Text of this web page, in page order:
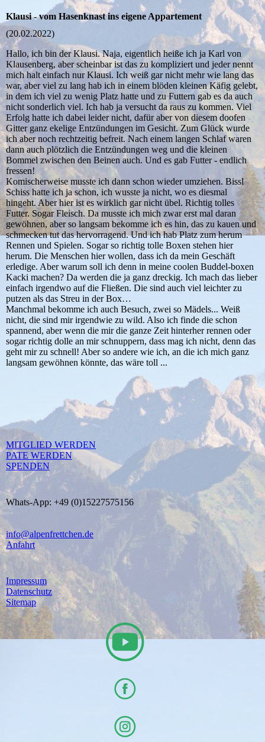
Klausi - vom Hasenknast ins eigene Appartement
(20.02.2022)
Hallo, ich bin der Klausi. Naja, eigentlich heiße ich ja Karl von
Klausenberg, aber scheinbar ist das zu kompliziert und jeder nennt
mich halt einfach nur Klausi. Ich weiß gar nicht mehr wie lang das
war, aber viel zu lang hab ich in einem blöden kleinen Käfig gelebt,
in dem ich viel zu wenig Platz hatte und zu Futtern gab es da auch
nicht sonderlich viel. Ich hab ja versucht da raus zu kommen. Viel
Erfolg hatte ich dabei leider nicht, dafür aber von diesem doofen
Gitter ganz ekelige Entzündungen im Gesicht. Zum Glück wurde
ich aber noch rechtzeitig befreit. Nach einem langen Schlaf waren
dann auch plötzlich die Entzündungen weg und die kleinen
Bommel zwischen den Beinen auch. Und es gab Futter - endlich
fressen!
Komischerweise musste ich dann schon wieder umziehen. Bissl
Schiss hatte ich ja schon, ich wusste ja nicht, wo es diesmal
hingeht. Aber hier ist es wirklich gar nicht übel. Richtig tolles
Futter. Sogar Fleisch. Da musste ich mich zwar erst mal daran
gewöhnen, aber so langsam bekomme ich es hin, das zu kauen und
schmecken tut das hervorragend. Und ich hab Platz zum herum
Rennen und Spielen. Sogar so richtig tolle Boxen stehen hier
herum. Die Menschen hier wollen, dass ich da mein Geschäft
erledige. Aber warum soll ich denn in meine coolen Buddel-boxen
Kacki machen? Da werden die ja ganz dreckig. Ich mach das lieber
einfach irgendwo auf die Fließen. Die sind auch viel leichter zu
putzen als das Streu in der Box…
Manchmal bekomme ich auch Besuch, zwei so Mädels... Weiß
nicht, die sind mir irgendwie zu wild. Also ich finde die schon
spannend, aber wenn die mir die ganze Zeit hinterher rennen oder
sogar richtig dolle an mir schnuppern, dass mag ich nicht, denn das
geht mir zu schnell! Aber so andere wie ich, an die ich mich ganz
langsam gewöhnen könnte, das wäre toll ...
MITGLIED WERDEN
PATE WERDEN
SPENDEN
Whats-App: +49 (0)15227575156
info@alpenfrettchen.de
Anfahrt
Impressum
Datenschutz
Sitemap